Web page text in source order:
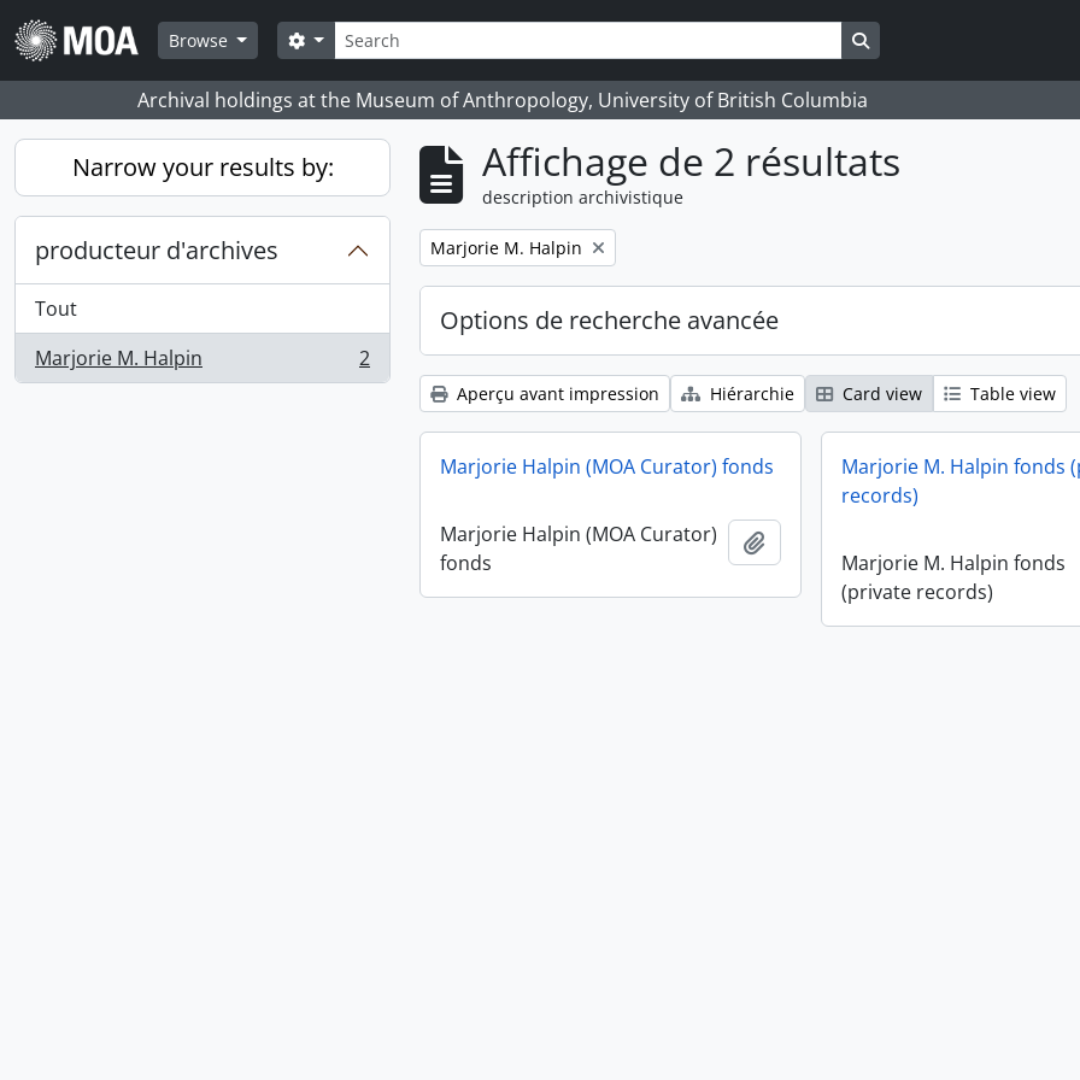
Skip to main content
Browse
Rechercher
Search options Search in browse page
Archival holdings at the Museum of Anthropology, University of British Columbia
Narrow your results by:
producteur d'archives
Tout
Marjorie M. Halpin
, 2 résultats 2
Affichage de 2 résultats
description archivistique
Remove filter:
Marjorie M. Halpin
Options de recherche avancée
Aperçu avant impression Hiérarchie Card view Table view
Marjorie Halpin (MOA Curator) fonds
Marjorie Halpin (MOA Curator)
fonds
Marjorie M. Halpin fonds
records)
Marjorie M. Halpin fonds
(private records)